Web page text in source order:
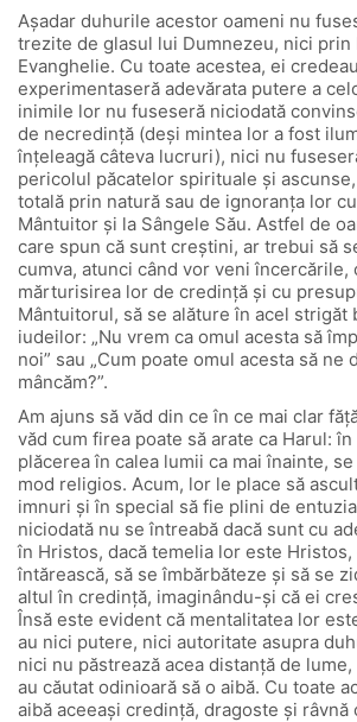
Așadar duhurile acestor oameni nu
trezite de glasul lui Dumnezeu, nici prin
Evanghelie. Cu toate acestea, ei
experimentaseră adevărata putere a
inimile lor nu fuseseră niciodată
de necredință (deși mintea lor a fost
înțeleagă câteva lucruri), nici nu
pericolul păcatelor spirituale și
totală prin natură sau de ignoranța lor
Mântuitor și la Sângele Său. Astfel de
care spun că sunt creștini, ar trebui să
cumva, atunci când vor veni încercările,
mărturisirea lor de credință și cu
Mântuitorul, să se alăture în acel strigăt
iudeilor: „Nu vrem ca omul acesta să
noi” sau „Cum poate omul acesta să ne
mâncăm?”.
Am ajuns să văd din ce în ce mai clar
văd cum firea poate să arate ca Harul:
plăcerea în calea lumii ca mai înainte,
mod religios. Acum, lor le place să
imnuri și în special să fie plini de
niciodată nu se întreabă dacă sunt cu
în Hristos, dacă temelia lor este Hristos,
întărească, să se îmbărbăteze și să se
altul în credință, imaginându-și că ei
Însă este evident că mentalitatea lor
au nici putere, nici autoritate asupra
nici nu păstrează acea distanță de
au căutat odinioară să o aibă. Cu toate
aibă aceeași credință, dragoste și râvnă